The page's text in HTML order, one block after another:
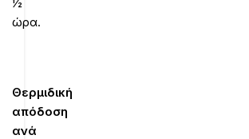
ώρα.
Θερμιδική
απόδοση
ανά